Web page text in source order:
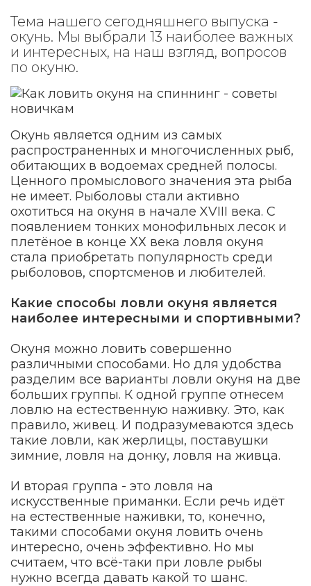
Тема нашего сегодняшнего выпуска -
окунь. Мы выбрали 13 наиболее важных
и интересных, на наш взгляд, вопросов
по окуню.
Окунь является одним из самых
распространенных и многочисленных рыб,
обитающих в водоемах средней полосы.
Ценного промыслового значения эта рыба
не имеет. Рыболовы стали активно
охотиться на окуня в начале XVIII века. С
появлением тонких монофильных лесок и
плетёное в конце ХХ века ловля окуня
стала приобретать популярность среди
рыболовов, спортсменов и любителей.
Какие способы ловли окуня является
наиболее интересными и спортивными?
Окуня можно ловить совершенно
различными способами. Но для удобства
разделим все варианты ловли окуня на две
больших группы. К одной группе отнесем
ловлю на естественную наживку. Это, как
правило, живец. И подразумеваются здесь
такие ловли, как жерлицы, поставушки
зимние, ловля на донку, ловля на живца.
И вторая группа - это ловля на
искусственные приманки. Если речь идёт
на естественные наживки, то, конечно,
такими способами окуня ловить очень
интересно, очень эффективно. Но мы
считаем, что всё-таки при ловле рыбы
нужно всегда давать какой то шанс.